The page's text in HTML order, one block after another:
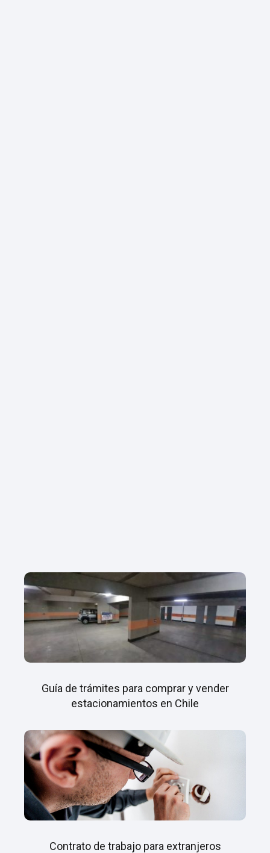
Guía de trámites para comprar y vender
estacionamientos en Chile
Contrato de trabajo para extranjeros